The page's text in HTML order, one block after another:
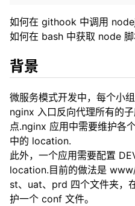
如何在 githook 中调用
如何在 bash 中获取 node 脚
背景
微服务模式开发中，每个小
nginx 入口反向代理所有的
点.nginx 应用中需要维护各
中的 location.
此外，一个应用需要配置
location.目前的做法是
st、uat、prd 四个文件夹，
护一个 conf 文件。